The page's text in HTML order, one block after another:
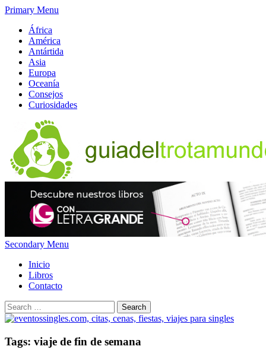
Primary Menu
África
América
Antártida
Asia
Europa
Oceanía
Consejos
Curiosidades
Secondary Menu
Inicio
Libros
Contacto
Search
Tags: viaje de fin de semana